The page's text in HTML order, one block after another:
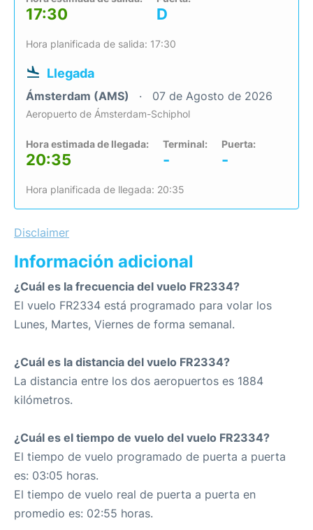
17:30 D
Hora planificada de salida: 17:30
Llegada
Ámsterdam (AMS) 07 de Agosto de 2026
Aeropuerto de Ámsterdam-Schiphol
Hora estimada de llegada:
20:35
Terminal:
-
Puerta:
-
Hora planificada de llegada: 20:35
Disclaimer
Información adicional
¿Cuál es la frecuencia del vuelo FR2334?
El vuelo FR2334 está programado para volar los
Lunes, Martes, Viernes de forma semanal.
¿Cuál es la distancia del vuelo FR2334?
La distancia entre los dos aeropuertos es 1884
kilómetros.
¿Cuál es el tiempo de vuelo del vuelo FR2334?
El tiempo de vuelo programado de puerta a puerta
es: 03:05 horas.
El tiempo de vuelo real de puerta a puerta en
promedio es: 02:55 horas.